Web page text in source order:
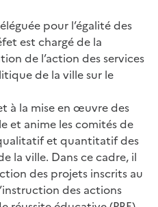
pour l’égalité des
est chargé de la
de l’action des services
de la ville sur le
à la mise en œuvre des
et anime les comités de
et quantitatif des
la ville. Dans ce cadre, il
des projets inscrits au
des actions